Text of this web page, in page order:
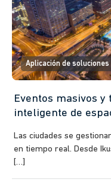
Aplicación de soluciones
Eventos masivos
inteligente de
Las ciudades se
en tiempo real. Desde
[…]